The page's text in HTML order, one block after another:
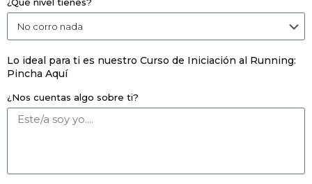
Lo ideal para ti es nuestro Curso de Iniciación al Running:
Pincha Aquí
¿Nos cuentas algo sobre ti?